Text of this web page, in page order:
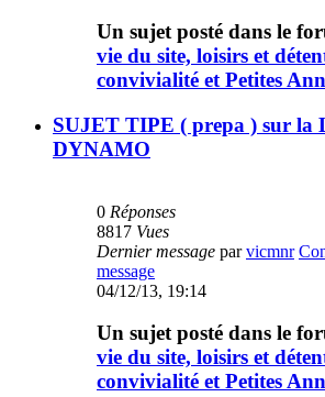
Un sujet posté dans le
vie du site, loisirs et
convivialité et Petites
SUJET TIPE ( prepa ) sur la
DYNAMO
0 Réponses
8817 Vues
Dernier message parvicmnr
message
04/12/13, 19:14
Un sujet posté dans le
vie du site, loisirs et
convivialité et Petites